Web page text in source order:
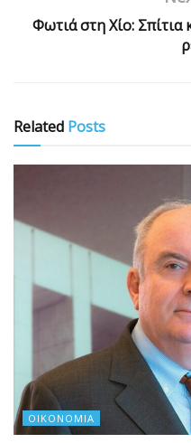
Φωτιά στη Χίο: Σπίτια
Related Posts
ΟΙΚΟΝΟΜΊΑ